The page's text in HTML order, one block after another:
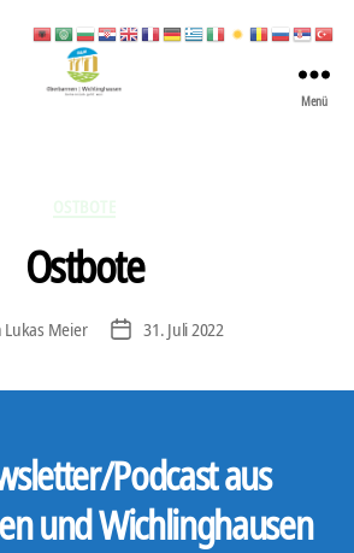
Menü
Ostbote
Lukas Meier Veröffentlichungsdatum
31. Juli 2022
Podcast aus
und Wichlinghausen